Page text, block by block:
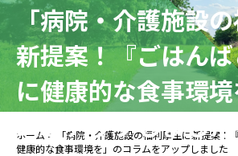
「病院・介護施設
新提案！『ごはん
に健康的な食事環
ムをアップしました
ホーム > 「病院・介護施設の福利厚生に新提案！
健康的な食事環境を」のコラムをアップしました